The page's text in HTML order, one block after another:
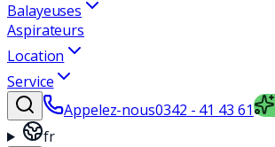
Balayeuses
Aspirateurs
Location
Service
Appelez-nous0342 - 41 43 61
fr